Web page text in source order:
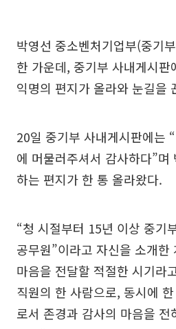
박영선 중소벤처기업부(중기
한 가운데, 중기부 사내게시
익명의 편지가 올라와 눈길을
20일 중기부 사내게시판에는
에 머물러주셔서 감사하다”며
하는 편지가 한 통 올라왔다.
“청 시절부터 15년 이상 중기
공무원”이라고 자신을 소개한
마음을 전달할 적절한 시기라
직원의 한 사람으로, 동시에
로서 존경과 감사의 마음을